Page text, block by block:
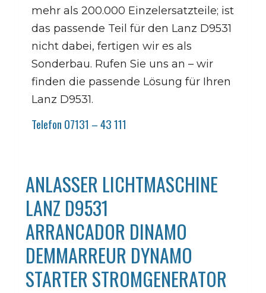
mehr als 200.000 Einzelersatzteile; ist
das passende Teil für den Lanz D9531
nicht dabei, fertigen wir es als
Sonderbau. Rufen Sie uns an – wir
finden die passende Lösung für Ihren
Lanz D9531.
Telefon 07131 – 43 111
ANLASSER LICHTMASCHINE
LANZ D9531
ARRANCADOR DINAMO
DEMMARREUR DYNAMO
STARTER STROMGENERATOR